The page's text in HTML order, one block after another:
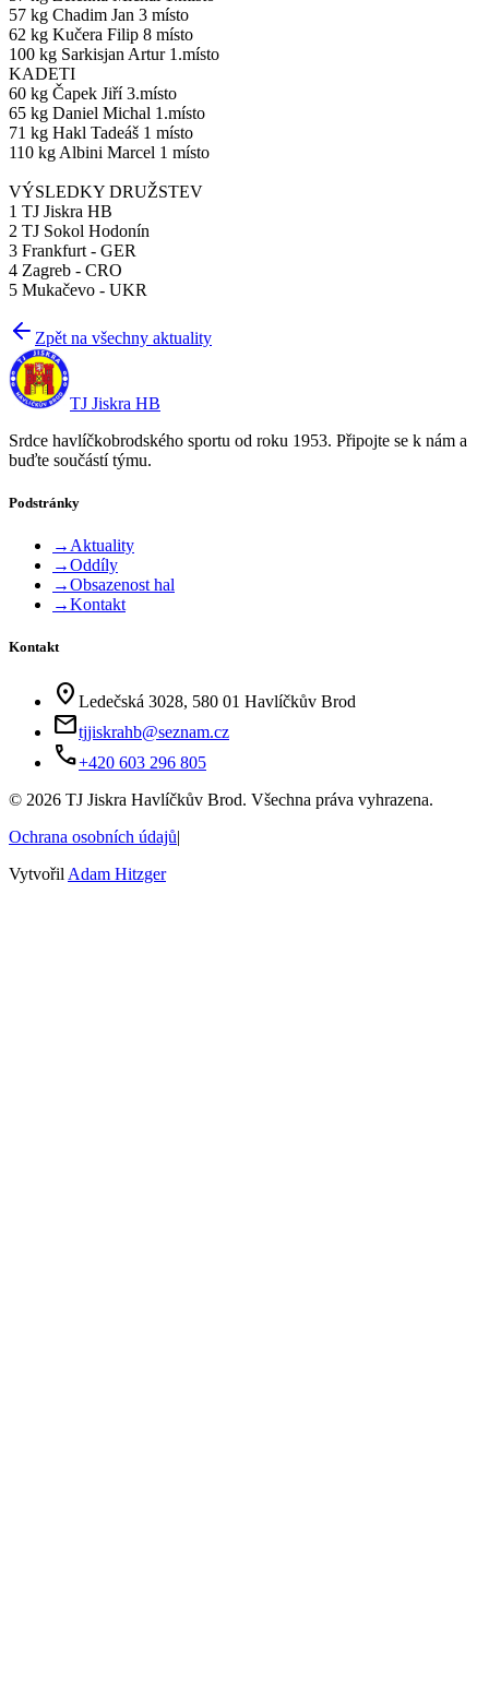
57 kg Chadim Jan 3 místo
62 kg Kučera Filip 8 místo
100 kg Sarkisjan Artur 1.místo
KADETI
60 kg Čapek Jiří 3.místo
65 kg Daniel Michal 1.místo
71 kg Hakl Tadeáš 1 místo
110 kg Albini Marcel 1 místo
VÝSLEDKY DRUŽSTEV
1 TJ Jiskra HB
2 TJ Sokol Hodonín
3 Frankfurt - GER
4 Zagreb - CRO
5 Mukačevo - UKR
Zpět na všechny aktuality
TJ Jiskra HB
Srdce havlíčkobrodského sportu od roku 1953. Připojte se k nám a
buďte součástí týmu.
Podstránky
→ Aktuality
→Oddíly
→Obsazenost hal
→Kontakt
Kontakt
location_on Ledečská 3028, 580 01 Havlíčkův Brod
mailtjjiskrahb@seznam.cz
phone+420 603 296 805
© 2026 TJ Jiskra Havlíčkův Brod. Všechna práva vyhrazena.
Ochrana osobních údajů|
Vytvořil Adam Hitzger